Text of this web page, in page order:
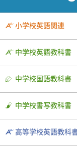
小学校英語関連
中学校英語教科書
中学校国語教科書
中学校書写教科書
高等学校英語教科